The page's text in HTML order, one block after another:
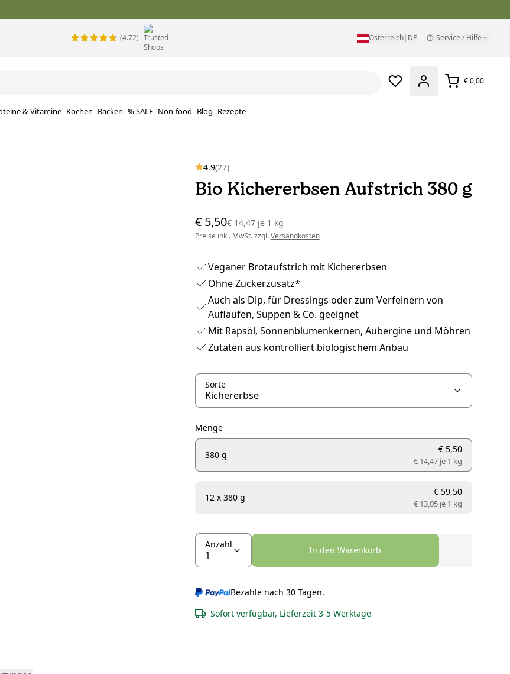
(4.72) Österreich| DE Service / Hilfe
€ 0,00
​​& Vitamine Kochen Backen % SALE Non-food Blog Rezepte
4.9(27)
Bio Kichererbsen Aufstrich 380 g
€ 5,50€ 14,47 je1 kg
Preise inkl. MwSt. zzgl.Versandkosten
Veganer Brotaufstrich mit Kichererbsen
Ohne Zuckerzusatz*
Auch als Dip, für Dressings oder zum Verfeinern von
Aufläufen, Suppen & Co. geeignet
Mit Rapsöl, Sonnenblumenkernen, Aubergine und Möhren
Zutaten aus kontrolliert biologischem Anbau
Sorte
Menge
380 g
€ 5,50
€ 14,47 je1 kg
12 x 380 g
€ 59,50
€ 13,05 je1 kg
Anzahl
In den Warenkorb
Bezahle nach 30 Tagen.
Sofort verfügbar, Lieferzeit 3-5 Werktage